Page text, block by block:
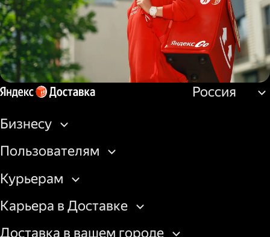
Пеший курьер
Россия
Бизнесу
Пользователям
Курьерам
Карьера в Доставке
Доставка в вашем городе